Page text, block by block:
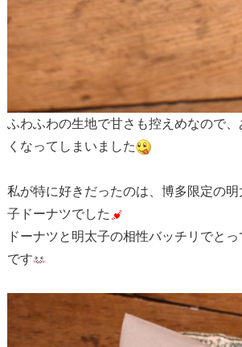
ふわふわの生地で甘さも控えめなので
くなってしまいました
私が特に好きだったのは、博多限定の
子ドーナツでした
ドーナツと明太子の相性バッチリでと
です